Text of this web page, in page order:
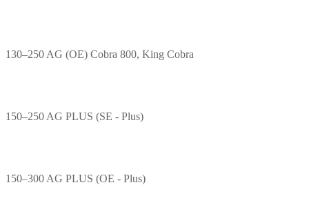
130–250 AG (OE) Cobra 800, King Cobra
150–250 AG PLUS (SE - Plus)
150–300 AG PLUS (OE - Plus)